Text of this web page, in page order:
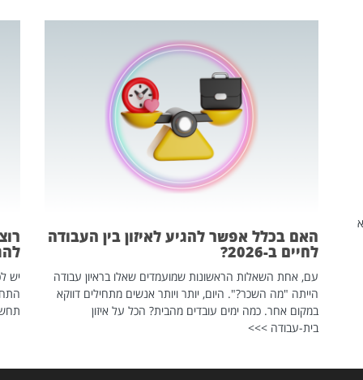
האם בכלל אפשר להגיע לאיזון בין העבודה
לחיים ב-2026?
עם, אחת השאלות הראשונות שמועמדים שאלו בראיון עבודה
הייתה "מה השכר?". היום, יותר ויותר אנשים מתחילים דווקא
במקום אחר. כמה ימים עובדים מהבית? הכל על איזון
בית-עבודה >>>
יש